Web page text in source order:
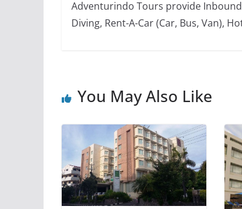
Adventurindo Tours provide
Diving, Rent-A-Car (Car, Bus, Van),
You May Also Like